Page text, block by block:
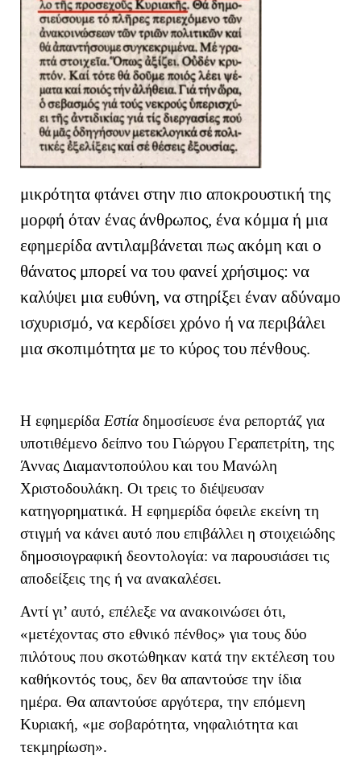
μικρότητα φτάνει στην πιο αποκρουστική της
μορφή όταν ένας άνθρωπος, ένα κόμμα ή μια
εφημερίδα αντιλαμβάνεται πως ακόμη και ο
θάνατος μπορεί να του φανεί χρήσιμος: να
καλύψει μια ευθύνη, να στηρίξει έναν αδύναμο
ισχυρισμό, να κερδίσει χρόνο ή να περιβάλει
μια σκοπιμότητα με το κύρος του πένθους.
Η εφημερίδα Εστίαδημοσίευσε ένα ρεπορτάζ για
υποτιθέμενο δείπνο του Γιώργου Γεραπετρίτη, της
Άννας Διαμαντοπούλου και του Μανώλη
Χριστοδουλάκη. Οι τρεις το διέψευσαν
κατηγορηματικά. Η εφημερίδα όφειλε εκείνη τη
στιγμή να κάνει αυτό που επιβάλλει η στοιχειώδης
δημοσιογραφική δεοντολογία: να παρουσιάσει τις
αποδείξεις της ή να ανακαλέσει.
Αντί γι’ αυτό, επέλεξε να ανακοινώσει ότι,
«μετέχοντας στο εθνικό πένθος» για τους δύο
πιλότους που σκοτώθηκαν κατά την εκτέλεση του
καθήκοντός τους, δεν θα απαντούσε την ίδια
ημέρα. Θα απαντούσε αργότερα, την επόμενη
Κυριακή, «με σοβαρότητα, νηφαλιότητα και
τεκμηρίωση».